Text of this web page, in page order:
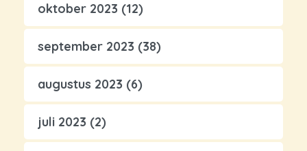
oktober 2023 (12)
september 2023 (38)
augustus 2023 (6)
juli 2023 (2)